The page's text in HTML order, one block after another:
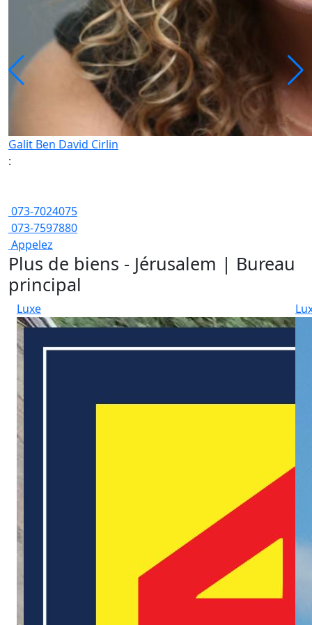
Galit Ben David Cirlin
:
073-7024075
073-7597880
Appelez
Plus de biens - Jérusalem | Bureau
principal
Luxe